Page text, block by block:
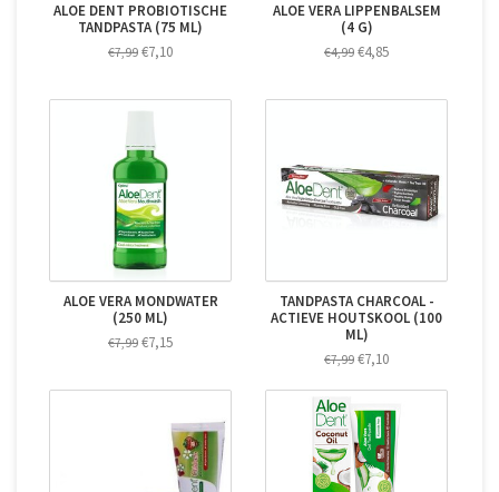
ALOE DENT PROBIOTISCHE
TANDPASTA (75 ML)
€7,99 €7,10
ALOE VERA LIPPENBALSEM
(4 G)
€4,99 €4,85
ALOE VERA MONDWATER
(250 ML)
€7,99 €7,15
TANDPASTA CHARCOAL -
ACTIEVE HOUTSKOOL (100
ML)
€7,99 €7,10